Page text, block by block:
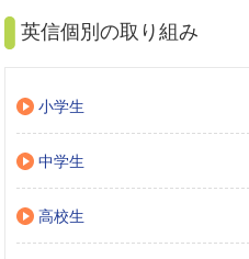
英信個別の取り組み
小学生
中学生
高校生